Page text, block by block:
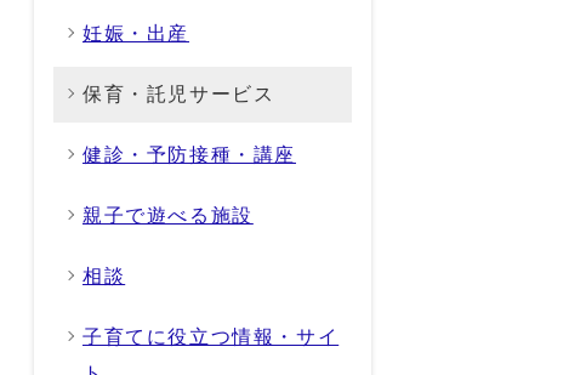
妊娠・出産
保育・託児サービス
健診・予防接種・講座
親子で遊べる施設
相談
子育てに役立つ情報・サイ